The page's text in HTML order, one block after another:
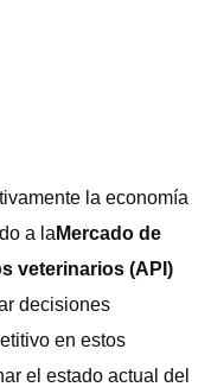
la economía
a la Mercado de
veterinarios (API)
decisiones
en estos
el estado actual del